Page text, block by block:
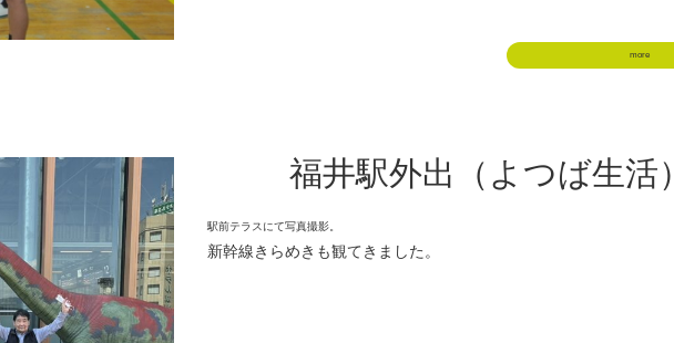
more
福井駅外出（よつば生活）
駅前テラスにて写真撮影。
新幹線きらめきも観てきました。